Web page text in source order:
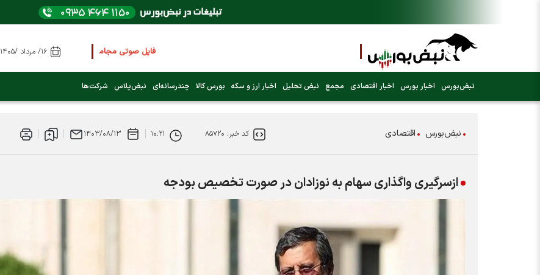
فایل صوتی مجامع و کنفرانس ها را از اینجا گوش کنید
عرضه اولیه بعدی کدام نماد است؟ (کلیک کنید) نبض‌بورس اخبار بورس اخبار اقتصادی مجمع نبض تحلیل اخبار ارز و سکه بورس کالا چندرسانه‌ای نبض‌پلاس شرکت‌ها
نبض‌بورس اقتصادی کد خبر: ۸۵۷۲۰ ۱۰:۲۱ ۱۴۰۳/۰۸/۱۳
ازسرگیری واگذاری سهام به نوزادان در صورت تخصیص بودجه